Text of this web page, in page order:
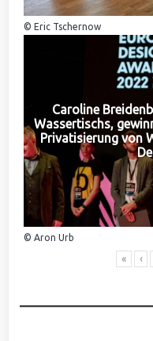
© Eric Tschernow
Caroline
Wassertischs,
Privatisierung von
© Aron Urb
« ‹